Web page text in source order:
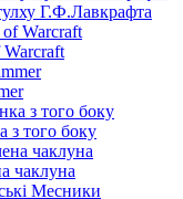
Г.Ф.Лавкрафта
з того боку
чаклуна